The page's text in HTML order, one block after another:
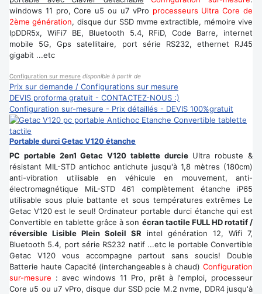
windows 11 pro, Core u5 ou u7 vPro processeurs Ultra Core de
2ème génération, disque dur SSD mvme extractible, mémoire vive
lpDDR5x, WiFi7 BE, Bluetooth 5.4, RFiD, Code Barre, internet
mobile 5G, Gps satellitaire, port série RS232, ethernet RJ45
gigabit ...etc
Configuration sur mesure disponible à partir de
Prix sur demande / Configurations sur mesure
DEVIS proforma gratuit - CONTACTEZ-NOUS :)
Configuration sur-mesure - Prix détaillés - DEVIS 100%gratuit
Portable durci Getac V120 étanche
PC portable 2en1 Getac V120 tablette durcieUltra robuste &
résistant MIL-STD antichoc antichute jusqu'à 1,8 mètres (180cm)
anti-vibration utilisable en véhicule en mouvement, anti-
électromagnétique MiL-STD 461 complètement étanche iP65
utilisable sous pluie battante et sous températures extrêmes Le
Getac V120 est le seul! Ordinateur portable durci étanche qui est
Convertible en tablette grâce à son écran tactile FULL HD rotatif /
réversible Lisible Plein Soleil SR intel génération 12, Wifi 7,
Bluetooth 5.4, port série RS232 natif ...etc le portable Convertible
Getac V120 vous accompagne partout sans soucis! Double
Batterie haute Capacité (interchangeables à chaud) Configuration
sur-mesure : avec windows 11 Pro, prêt à l'emploi, processeur
Core u5 ou u7 vPro, disque dur SSD pcie M.2 nvme, DDR4 jusqu'à